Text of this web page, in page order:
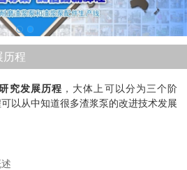
历程
究发展历程 ，大体上可以分为三个阶
以从中知道很多渣浆泵的改进技术发展